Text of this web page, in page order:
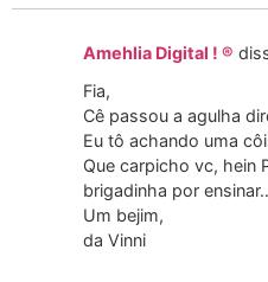
Amehlia Digital ! ®
Fia,
Cê passou a agulha
Eu tô achando uma
Que carpicho vc, hein
brigadinha por
Um bejim,
da Vinni